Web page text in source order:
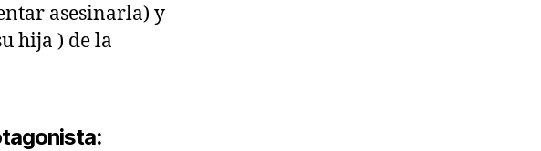
asesinarla) y
hija ) de la